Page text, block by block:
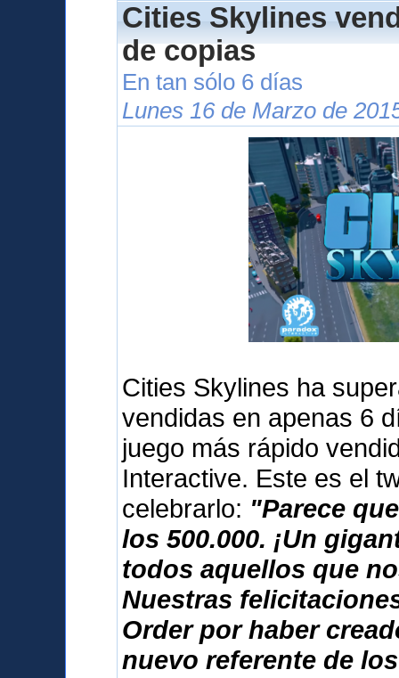
Cities Skylines
de copias
En tan sólo 6 días
Lunes 16 de Marzo de
Cities Skylines ha
vendidas en apenas 6
juego más rápido
Interactive. Este es el
celebrarlo: "Parece
los 500.000. ¡Un
todos aquellos que
Nuestras
Order por haber
nuevo referente de